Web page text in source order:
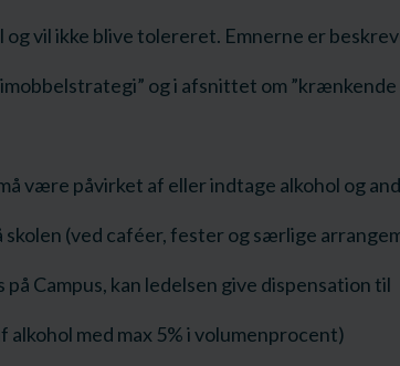
og vil ikke blive tolereret. Emnerne er
og i afsnittet om ”krænkende
være påvirket af eller indtage alkohol og
skolen (ved caféer, fester og særlige
på Campus, kan ledelsen give dispensation til
alkohol med max 5% i volumenprocent)